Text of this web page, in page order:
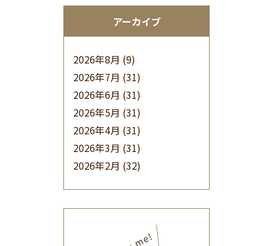
アーカイブ
2026年8月 (9)
2026年7月 (31)
2026年6月 (31)
2026年5月 (31)
2026年4月 (31)
2026年3月 (31)
2026年2月 (32)
(32)